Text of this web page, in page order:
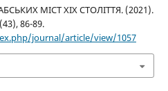
МІСТ ХІХ СТОЛІТТЯ. (2021).
(43), 86-89.
journal/article/view/1057